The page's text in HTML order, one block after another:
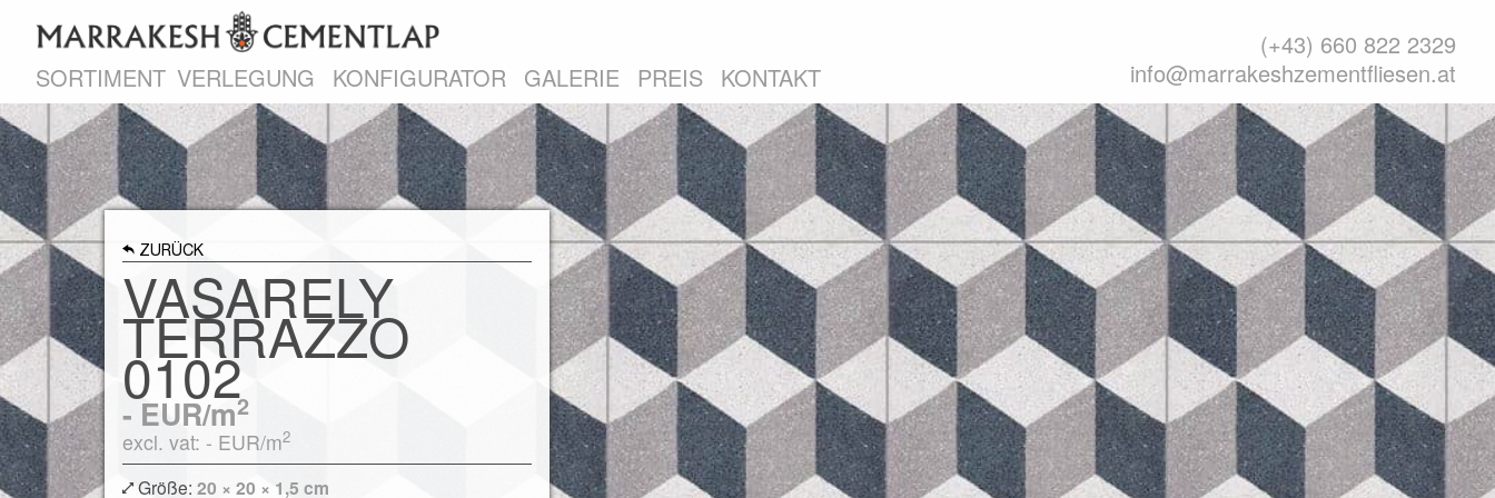
SORTIMENT VERLEGUNG KONFIGURATOR GALERIE PREIS KONTAKT
(+43) 660 822 2329
info@marrakeshzementfliesen.at
ZURÜCK
VASARELY
TERRAZZO
0102
-EUR/m2
excl. vat: - EUR/m2
Größe:20 × 20 × 1,5 cm